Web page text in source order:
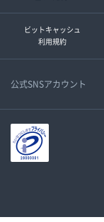
ビットキャッシュ
利用規約
公式SNSアカウント